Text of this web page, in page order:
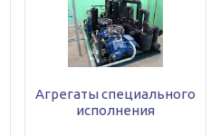
Агрегаты специального
исполнения